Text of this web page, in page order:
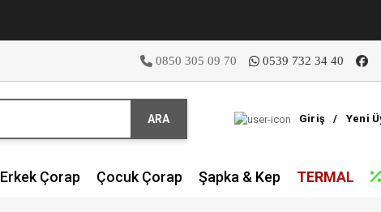
0850 305 09 70 0539 732 34 40
ARA Giriş / Yeni
Erkek Çorap Çocuk Çorap Şapka & Kep TERMAL